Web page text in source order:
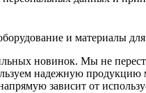
и материалы
новинок. Мы не
надежную
зависит от